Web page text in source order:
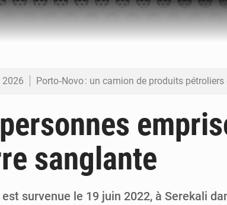
Porto‑Novo : un camion de produits
Bénin : Djogbénou inspecte le chantier du
2026 Bénin et Canada scellent un partenariat
sanglante
survenue le 19 juin 2022, à Serekali